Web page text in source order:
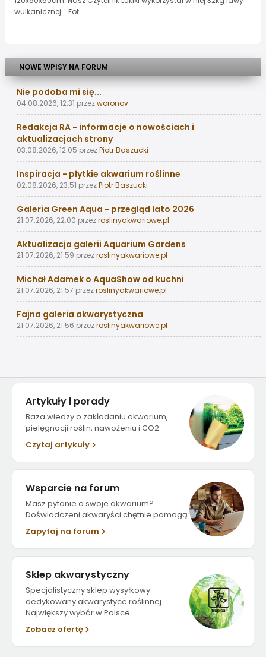
wulkanicznej... Fot:...
NOWE WPISY NA FORUM
Nie podoba mi się...
04.08.2026, 12:31 przezworonov
Redakcja RA - informacje o nowościach i
aktualizacjach strony
03.08.2026, 12:05 przezPiotr Baszucki
Inspiracja - płytkie akwarium roślinne
02.08.2026, 23:51 przezPiotr Baszucki
Galeria Green Aqua - przegląd lato 2026
21.07.2026, 22:00 przezroslinyakwariowe.pl
Aktualizacja galerii Aquarium Gardens
21.07.2026, 21:59 przezroslinyakwariowe.pl
Michał Adamek o AquaShow od kuchni
21.07.2026, 21:57 przezroslinyakwariowe.pl
Fajna galeria akwarystyczna
21.07.2026, 21:56 przezroslinyakwariowe.pl
Artykuły i porady
Baza wiedzy o zakładaniu akwarium,
pielęgnacji roślin, nawożeniu i CO2.
Czytaj artykuły
Wsparcie na forum
Masz pytanie o swoje akwarium?
Doświadczeni akwaryści chętnie pomogą.
Zapytaj na forum
Sklep akwarystyczny
Specjalistyczny sklep wysyłkowy
dedykowany akwarystyce roślinnej.
Największy wybór w Polsce.
Zobacz ofertę